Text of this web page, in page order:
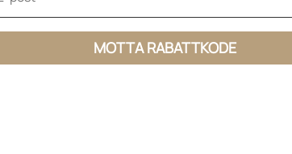
MOTTA RABATTKODE